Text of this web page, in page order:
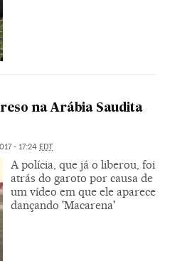
na Arábia Saudita
- 17:24 EDT
A polícia, que já o liberou, foi
atrás do garoto por causa de
um vídeo em que ele aparece
dançando 'Macarena'